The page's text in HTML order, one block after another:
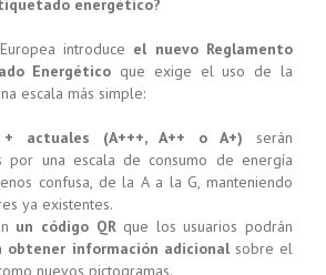
introduce el nuevo Reglamento
Energético que exige el uso de la
escala más simple:
actuales (A+++, A++ o A+) serán
por una escala de consumo de energía
confusa, de la A a la G, manteniendo
ya existentes.
un código QR que los usuarios podrán
obtener información adicionalsobre el
nuevos pictogramas.